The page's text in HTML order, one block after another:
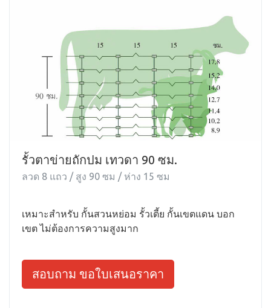
รั้วตาข่ายถักปม เทวดา 90 ซม.
ลวด 8 แถว / สูง 90 ซม / ห่าง 15 ซม
เหมาะสำหรับ กั้นสวนหย่อม รั้วเตี้ย กั้นเขตแดน บอก
เขต ไม่ต้องการความสูงมาก
สอบถาม ขอใบเสนอราคา